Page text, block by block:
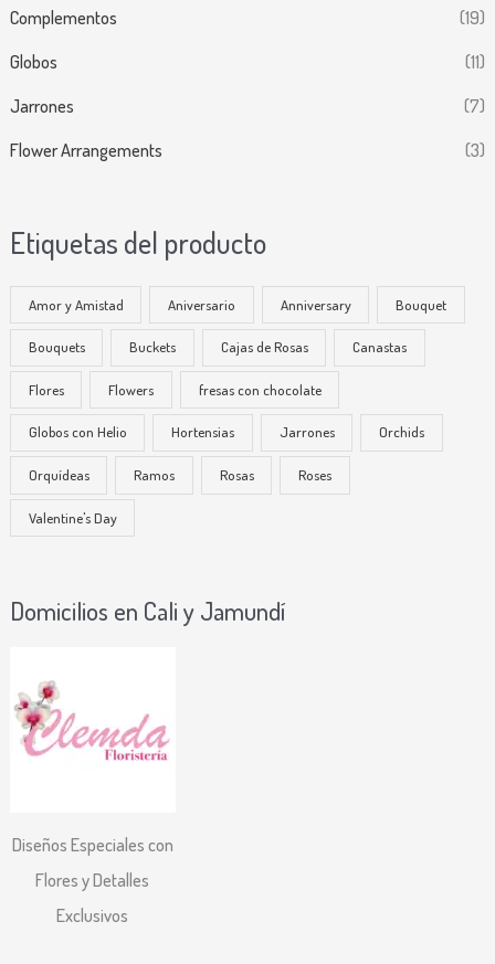
Complementos
(19)
Globos
(11)
Jarrones
(7)
Flower Arrangements
(3)
Etiquetas del producto
Amor y Amistad Aniversario Anniversary Bouquet
Bouquets Buckets Cajas de Rosas Canastas
Flores Flowers fresas con chocolate
Globos con Helio Hortensias Jarrones Orchids
Orquídeas Ramos Rosas Roses
Valentine's Day
Domicilios en Cali y Jamundí
Diseños Especiales con
Flores y Detalles
Exclusivos